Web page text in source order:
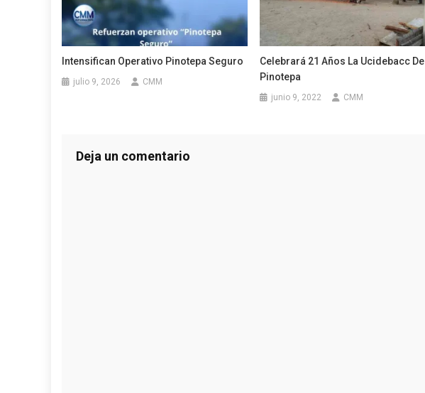
Intensifican Operativo Pinotepa Seguro
julio 9, 2026 CMM
Celebrará 21 Años La Ucidebacc De
Pinotepa
junio 9, 2022 CMM
Deja un comentario